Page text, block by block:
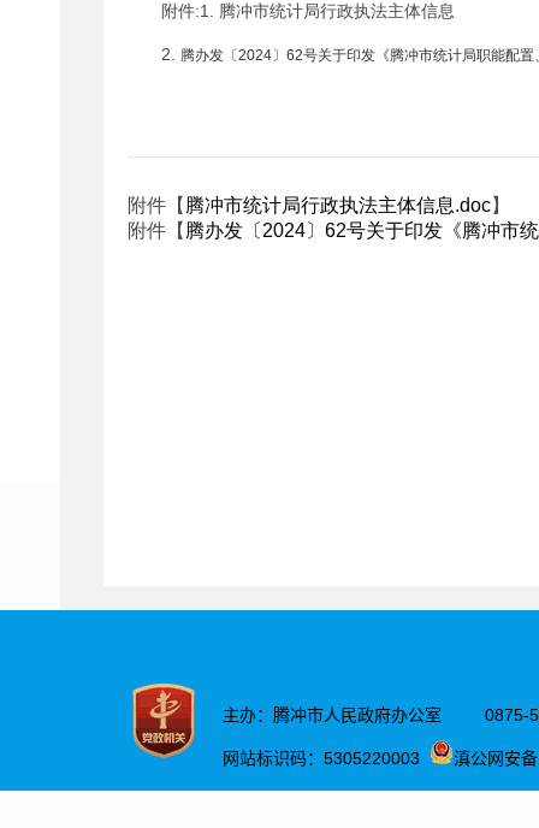
附件:1. 腾冲市统计局行政执法主体信息
2. 腾办发〔2024〕62号关于印发《腾冲市统计局职能配
附件【 腾冲市统计局行政执法主体信息.doc】
附件【 腾办发〔2024〕62号关于印发《腾冲市